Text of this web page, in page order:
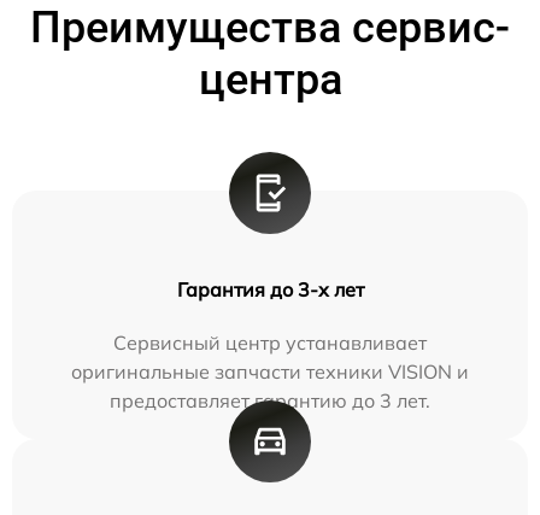
Преимущества сервис-
центра
Гарантия до 3-х лет
Сервисный центр устанавливает
оригинальные запчасти техники VISION и
предоставляет гарантию до 3 лет.